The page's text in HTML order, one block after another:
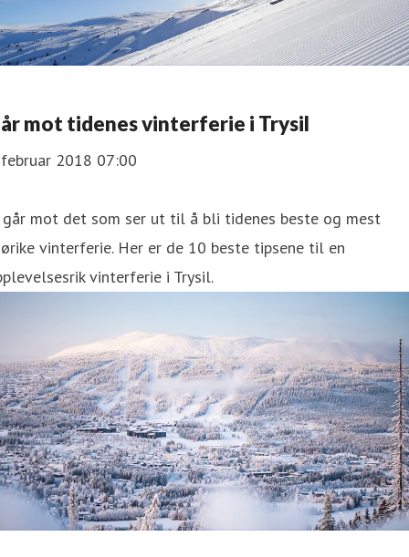
mot tidenes vinterferie i Trysil
2018 07:00
går mot det som ser ut til å bli tidenes beste og mest
vinterferie. Her er de 10 beste tipsene til en
vinterferie i Trysil.